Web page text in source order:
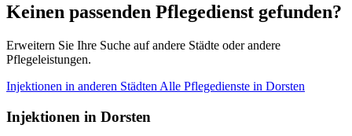
Keinen passenden Pflegedienst gefunden?
Erweitern Sie Ihre Suche auf andere Städte oder andere
Pflegeleistungen.
Injektionen in anderen Städten Alle Pflegedienste in Dorsten
Injektionen in Dorsten